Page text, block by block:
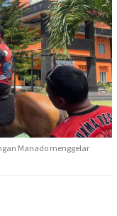
Manado menggelar